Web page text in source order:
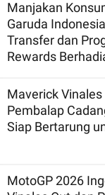
Manjakan
Garuda
Transfer dan
Rewards
Maverick
Pembalap
Siap Bertarung
MotoGP 2026